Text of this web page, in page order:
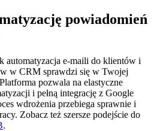
powiadomień
automatyzacja e-maili do klientów i
w CRM sprawdzi się w Twojej
pozwala na elastyczne
i pełną integrację z Google
wdrożenia przebiega sprawnie i
Zobacz też szersze podejście do
.